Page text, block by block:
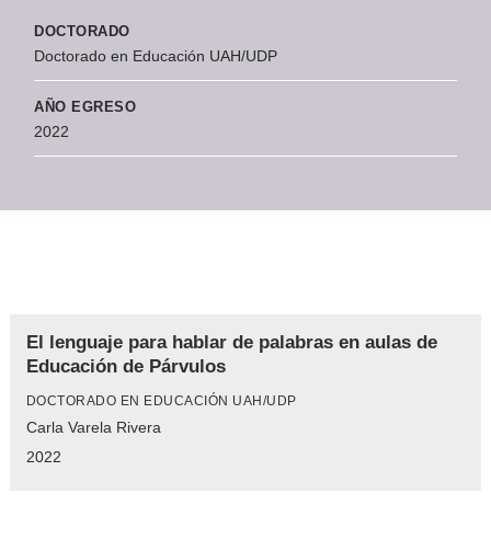
DOCTORADO
Doctorado en Educación UAH/UDP
AÑO EGRESO
2022
El lenguaje para hablar de palabras en aulas de
Educación de Párvulos
DOCTORADO EN EDUCACIÓN UAH/UDP
Carla Varela Rivera
2022